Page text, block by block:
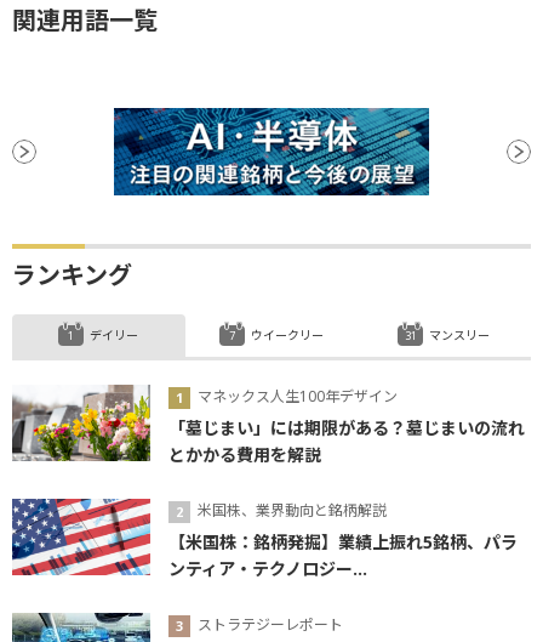
関連用語一覧
ランキング
デイリー
マネックス人生100年デザイン
「墓じまい」には期限がある？墓じまいの流れ
とかかる費用を解説
米国株、業界動向と銘柄解説
【米国株：銘柄発掘】業績上振れ5銘柄、パラ
ンティア・テクノロジー...
ストラテジーレポート
ウイークリー マンスリー